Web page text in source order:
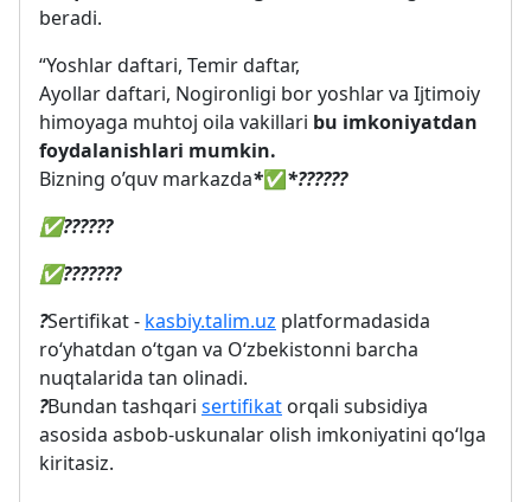
beradi.
“Yoshlar daftari, Temir daftar,
Ayollar daftari, Nogironligi bor yoshlar va Ijtimoiy
himoyaga muhtoj oila vakillari bu imkoniyatdan
foydalanishlari mumkin.
Bizning o’quv markazda*✅*??????
✅??????
✅???????
?Sertifikat - kasbiy.talim.uz platformadasida
roʻyhatdan oʻtgan va Oʻzbekistonni barcha
nuqtalarida tan olinadi.
?Bundan tashqari sertifikat orqali subsidiya
asosida asbob-uskunalar olish imkoniyatini qoʻlga
kiritasiz.